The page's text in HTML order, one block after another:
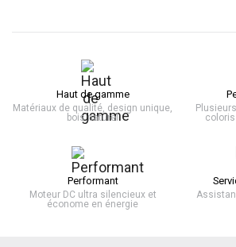
Haut de gamme
Matériaux de qualité, design unique,
bois naturel
Performant
Moteur DC ultra silencieux et
économe en énergie